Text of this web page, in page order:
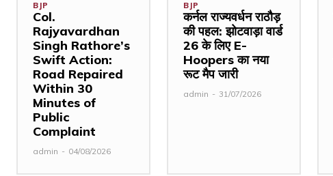
BJP
Col.
Rajyavardhan
Singh Rathore’s
Swift Action:
Road Repaired
Within 30
Minutes of
Public
Complaint
admin - 04/08/2026
BJP
कर्नल राज्यवर्धन राठौड़
की पहल: झोटवाड़ा वार्ड
26 के लिए E-
Hoopers का नया
रूट मैप जारी
admin - 31/07/2026